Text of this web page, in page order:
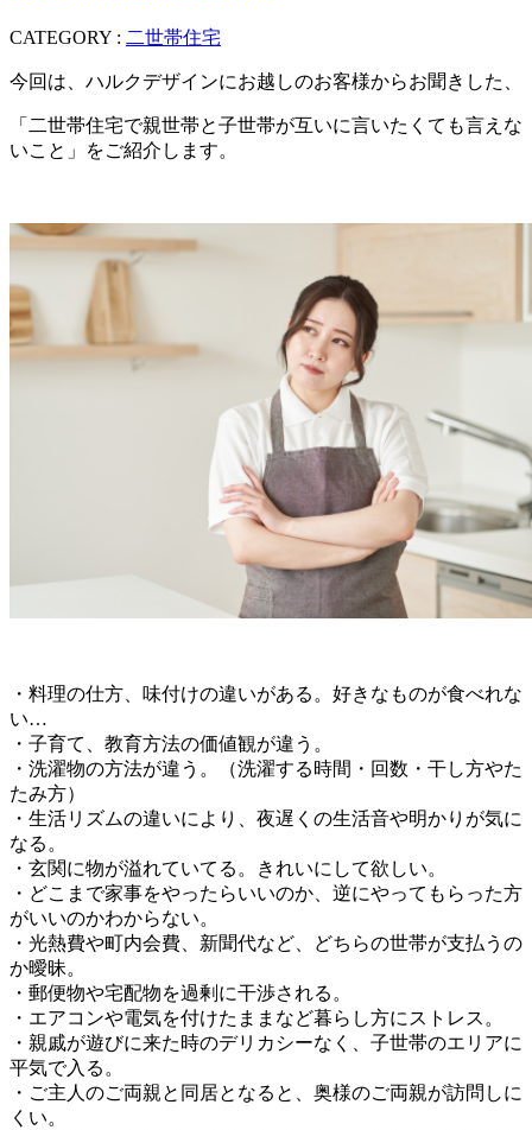
CATEGORY : 二世帯住宅
今回は、ハルクデザインにお越しのお客様からお聞きした、
「二世帯住宅で親世帯と子世帯が互いに言いたくても言えな
いこと」をご紹介します。
・料理の仕方、味付けの違いがある。好きなものが食べれな
い…
・子育て、教育方法の価値観が違う。
・洗濯物の方法が違う。（洗濯する時間・回数・干し方やた
たみ方）
・生活リズムの違いにより、夜遅くの生活音や明かりが気に
なる。
・玄関に物が溢れていてる。きれいにして欲しい。
・どこまで家事をやったらいいのか、逆にやってもらった方
がいいのかわからない。
・光熱費や町内会費、新聞代など、どちらの世帯が支払うの
か曖昧。
・郵便物や宅配物を過剰に干渉される。
・エアコンや電気を付けたままなど暮らし方にストレス。
・親戚が遊びに来た時のデリカシーなく、子世帯のエリアに
平気で入る。
・ご主人のご両親と同居となると、奥様のご両親が訪問しに
くい。